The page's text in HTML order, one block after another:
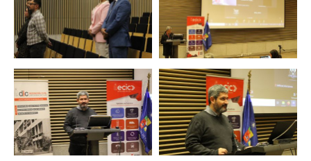
Zoom Zoom